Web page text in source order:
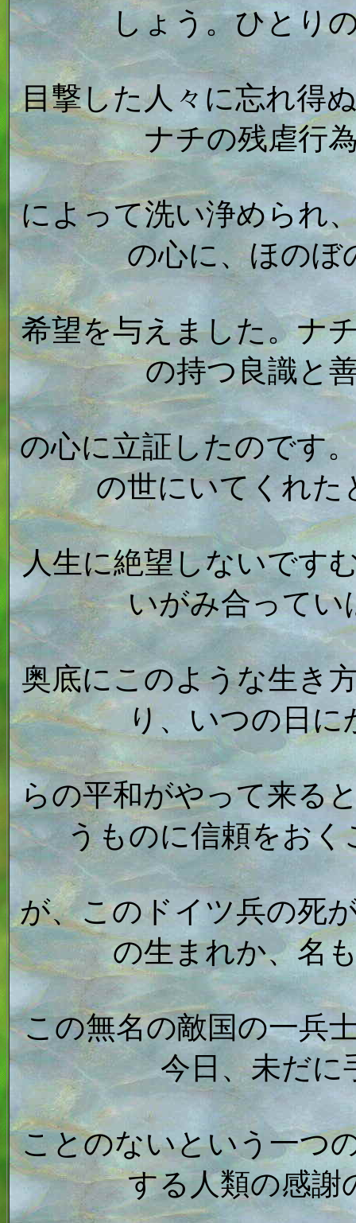
しょう。ひとり
目撃した人々に忘れ得
ナチの残虐行
によって洗い浄められ
の心に、ほのぼ
希望を与えました。ナ
の持つ良識と
の心に立証したのです
の世にいてくれた
人生に絶望しないです
いがみ合ってい
奥底にこのような生き
り、いつの日
らの平和がやって来る
うものに信頼をお
が、このドイツ兵の死
の生まれか、名
この無名の敵国の一兵
今日、未だに
ことのないという一つ
する人類の感謝